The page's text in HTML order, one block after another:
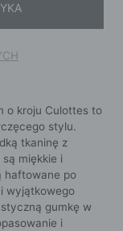
o kroju Culottes to
stylu.
tkaninę z
miękkie i
haftowane po
wyjątkowego
gumkę w
i